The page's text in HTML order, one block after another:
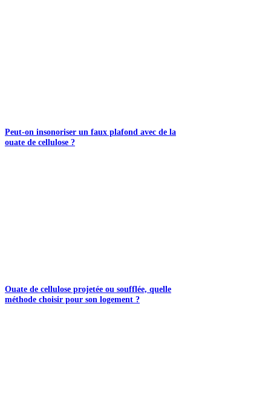
Peut-on insonoriser un faux plafond avec de la
ouate de cellulose ?
Ouate de cellulose projetée ou soufflée, quelle
méthode choisir pour son logement ?